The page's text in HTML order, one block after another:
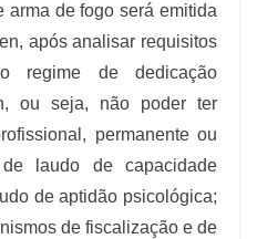
arma de fogo será emitida
após analisar requisitos
regime de dedicação
ou seja, não poder ter
permanente ou
laudo de capacidade
de aptidão psicológica;
de fiscalização e de